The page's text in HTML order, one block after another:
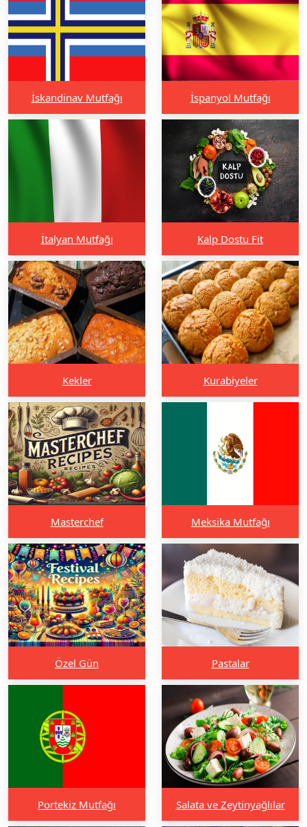
İskandinav Mutfağı İspanyol Mutfağı
İtalyan Mutfağı Kalp Dostu Fit
Kekler Kurabiyeler
Masterchef Meksika Mutfağı
Özel Gün Pastalar
Portekiz Mutfağı Salata ve Zeytinyağlılar